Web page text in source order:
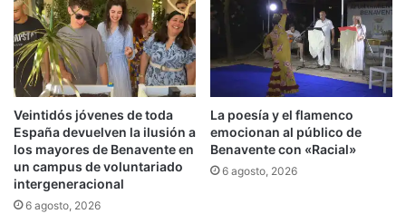
Veintidós jóvenes de toda
España devuelven la ilusión a
los mayores de Benavente en
un campus de voluntariado
intergeneracional
6 agosto, 2026
La poesía y el flamenco
emocionan al público de
Benavente con «Racial»
6 agosto, 2026